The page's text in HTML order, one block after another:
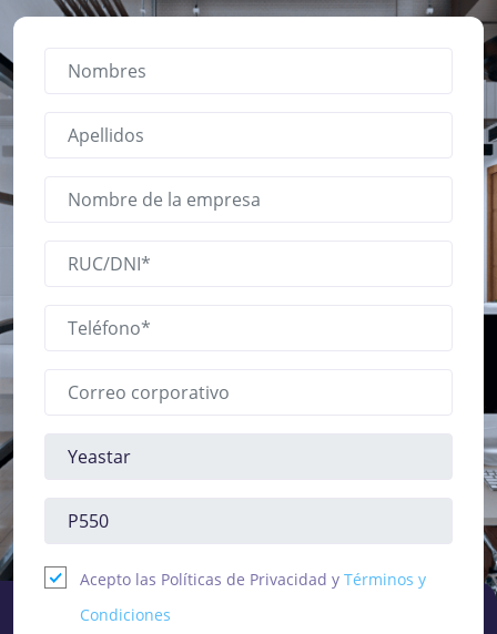
Acepto las Políticas de Privacidad y Términos y
Condiciones